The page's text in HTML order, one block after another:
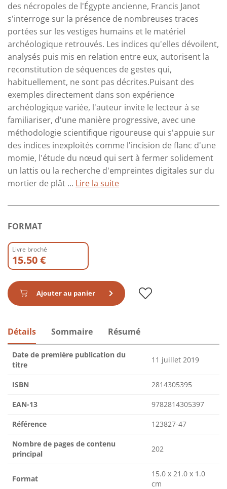
des nécropoles de l'Égypte ancienne, Francis Janot
s'interroge sur la présence de nombreuses traces
portées sur les vestiges humains et le matériel
archéologique retrouvés. Les indices qu'elles dévoilent,
analysés puis mis en relation entre eux, autorisent la
reconstitution de séquences de gestes qui,
habituellement, ne sont pas décrites.Puisant des
exemples directement dans son expérience
archéologique variée, l'auteur invite le lecteur à se
familiariser, d'une manière progressive, avec une
méthodologie scientifique rigoureuse qui s'appuie sur
des indices inexploités comme l'incision de flanc d'une
momie, l'étude du nœud qui sert à fermer solidement
un lattis ou la recherche d'empreintes digitales sur du
mortier de plât ... Lire la suite
FORMAT
Livre broché
15.50 €
Ajouter au panier
Détails Sommaire Résumé
Date de première publication du
titre
11 juillet 2019
ISBN 2814305395
EAN-13 9782814305397
Référence 123827-47
Nombre de pages de contenu
principal
202
Format
15.0 x 21.0 x 1.0
cm